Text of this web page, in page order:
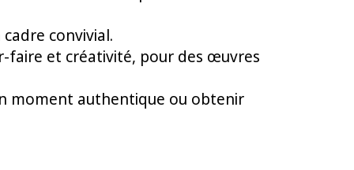
convivial.
faire et créativité, pour des œuvres
moment authentique ou obtenir